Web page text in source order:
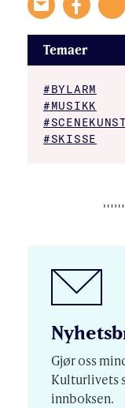
Temaer
#BYLARM
#MUSIKK
#SKISSE
Gjør oss
Kulturlivets
innboksen.